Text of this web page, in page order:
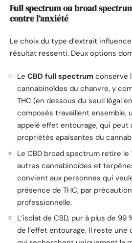
Full spectrum ou broad
contre l’anxiété
Le choix du type d’extrait
résultat ressenti. Deux options
Le CBD full spectrum conserve
cannabinoïdes du chanvre, y
THC (en dessous du seuil légal
composés travaillent ensemble,
appelé effet entourage, qui peut
propriétés apaisantes du
Le CBD broad spectrum retire le
autres cannabinoïdes et
convient aux personnes qui
présence de THC, par
professionnelle.
L’isolat de CBD, pur à plus de 99
de l’effet entourage. Il reste